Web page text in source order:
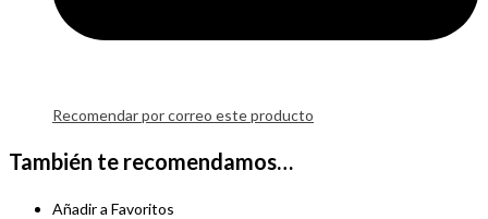
Recomendar por correo este producto
También te recomendamos…
Añadir a Favoritos